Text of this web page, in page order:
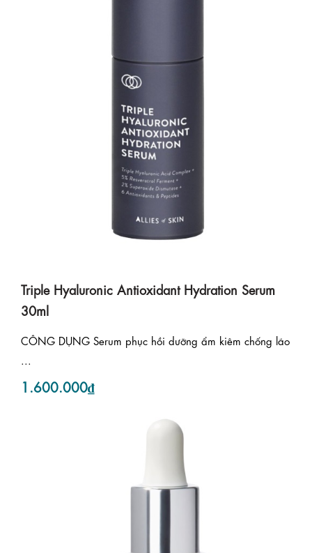
Triple Hyaluronic Antioxidant Hydration Serum
30ml
CÔNG DỤNG Serum phục hồi dưỡng ẩm kiêm chống lão
1.600.000₫